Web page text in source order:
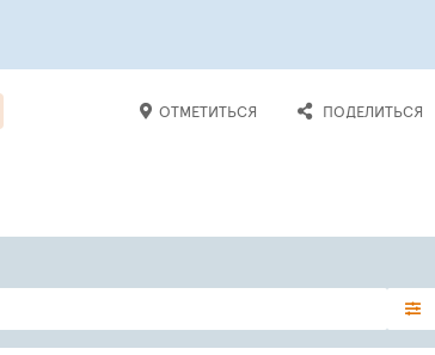
ОТМЕТИТЬСЯ ПОДЕЛИТЬСЯ